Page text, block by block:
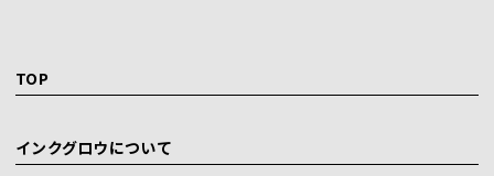
TOP
インクグロウについて